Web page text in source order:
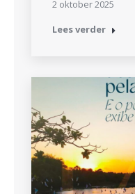
2 oktober 2025
Lees verder